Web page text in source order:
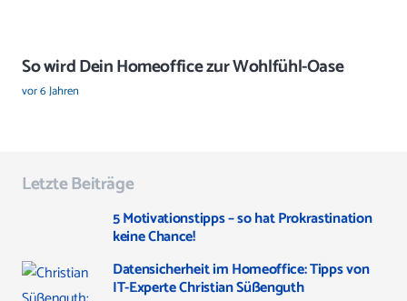
So wird Dein Homeoffice zur Wohlfühl-Oase
vor 6 Jahren
Letzte Beiträge
5 Motivationstipps – so hat Prokrastination
keine Chance!
Datensicherheit im Homeoffice: Tipps von
IT-Experte Christian Süßenguth